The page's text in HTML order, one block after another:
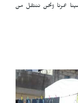
عمرنا ونحن ننتقل من